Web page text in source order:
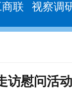
联 视察调
访慰问活动